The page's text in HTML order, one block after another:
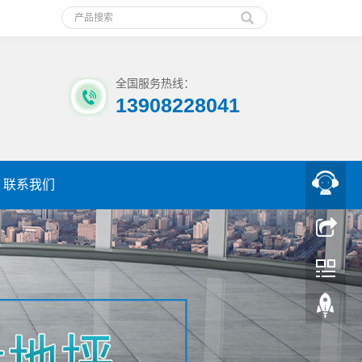
全国服务热线：
13908228041
联系我们